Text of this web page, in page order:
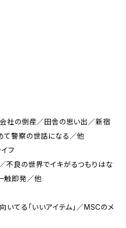
社の倒産／田舎の思い出／新宿
て警察の世話になる／他
フ
不良の世界でイキがるつもりはな
触即発／他
てる「いいアイテム」／MSCのメ